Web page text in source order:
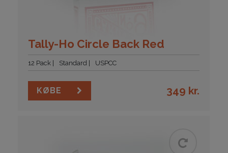
Tally-Ho Circle Back Red
12 Pack Standard USPCC
KØBE 349 kr.